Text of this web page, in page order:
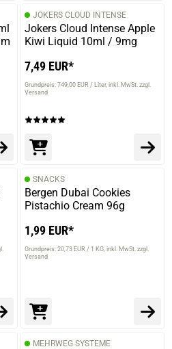
JOKERS CLOUD INTENSE
Jokers Cloud Intense Apple
Kiwi Liquid 10ml / 9mg
7,49 EUR*
Grundpreis: 749,00 EUR / Liter inkl. MwSt. zzgl.
Versand
SNACKS
Bergen Dubai Cookies
Pistachio Cream 96g
1,99 EUR*
Grundpreis: 20,73 EUR / 1 KG inkl. MwSt. zzgl.
Versand
MEHRWEG SYSTEME